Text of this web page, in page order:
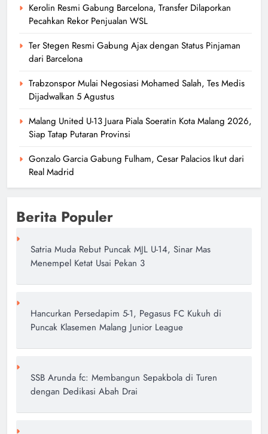
Kerolin Resmi Gabung Barcelona, Transfer Dilaporkan
Pecahkan Rekor Penjualan WSL
Ter Stegen Resmi Gabung Ajax dengan Status Pinjaman
dari Barcelona
Trabzonspor Mulai Negosiasi Mohamed Salah, Tes Medis
Dijadwalkan 5 Agustus
Malang United U-13 Juara Piala Soeratin Kota Malang 2026,
Siap Tatap Putaran Provinsi
Gonzalo Garcia Gabung Fulham, Cesar Palacios Ikut dari
Real Madrid
Berita Populer
Satria Muda Rebut Puncak MJL U-14, Sinar Mas
Menempel Ketat Usai Pekan 3
Hancurkan Persedapim 5-1, Pegasus FC Kukuh di
Puncak Klasemen Malang Junior League
SSB Arunda fc: Membangun Sepakbola di Turen
dengan Dedikasi Abah Drai